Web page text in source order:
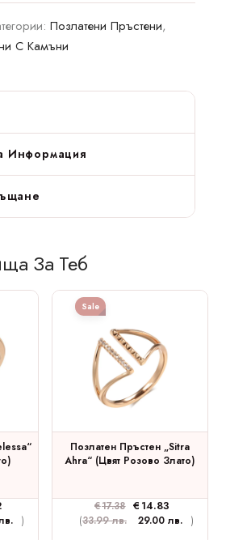
Позлатени Пръстени,
С Камъни
Информация
За Теб
)
Sale
Позлатен Пръстен „Sitra
Ahra“ (цвят Розово Злато)
€17.38 € 14.83
(33.99 лв. 29.00 лв. )